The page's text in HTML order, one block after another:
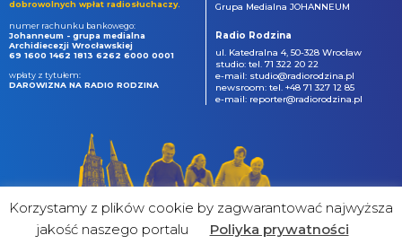
dobrowolnych wpłat radiosłuchaczy.
numer rachunku bankowego:
Johanneum - grupa medialna
Archidiecezji Wrocławskiej
69 1600 1462 1813 6262 6000 0001
wpłaty z tytułem:
DAROWIZNA NA RADIO RODZINA
Grupa Medialna JOHANNEUM
Radio Rodzina
ul. Katedralna 4, 50-328 Wrocław
studio: tel. 71 322 20 22
e-mail: studio@radiorodzina.pl
newsroom: tel. +48 71 327 12 85
e-mail: reporter@radiorodzina.pl
Korzystamy z plików cookie by zagwarantować najwyższa
jakość naszego portalu
Poliyka prywatności